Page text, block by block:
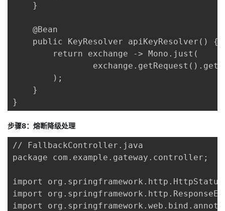
    }
    @Bean
    public KeyResolver apiKeyResolver() {
        return exchange -> Mono.just(
        );
    }
}
步骤8：熔断降级处理
// FallbackController.java
package com.example.gateway.controller;
import
import
import